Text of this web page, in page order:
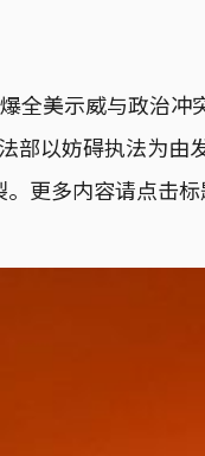
美示威与政治冲
以妨碍执法为
更多内容请点击标